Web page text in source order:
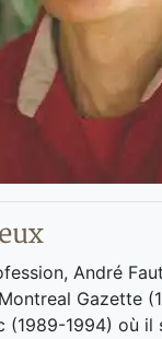
André
Gazette
1994) où il